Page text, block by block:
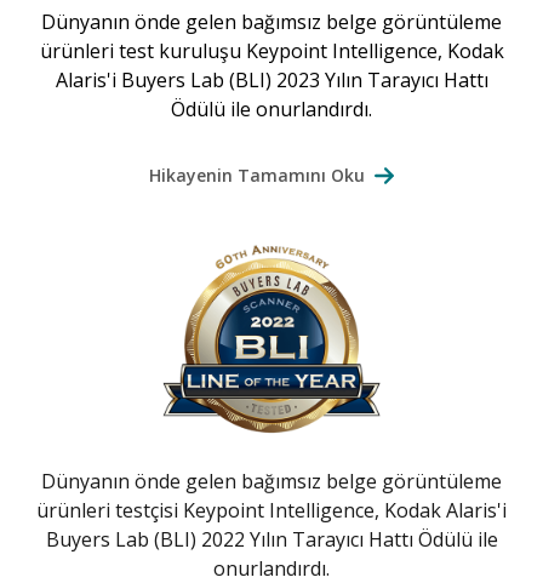
Dünyanın önde gelen bağımsız belge görüntüleme
ürünleri test kuruluşu Keypoint Intelligence, Kodak
Alaris'i Buyers Lab (BLI) 2023 Yılın Tarayıcı Hattı
Ödülü ile onurlandırdı.
Hikayenin Tamamını Oku
Dünyanın önde gelen bağımsız belge görüntüleme
ürünleri testçisi Keypoint Intelligence, Kodak Alaris'i
Buyers Lab (BLI) 2022 Yılın Tarayıcı Hattı Ödülü ile
onurlandırdı.